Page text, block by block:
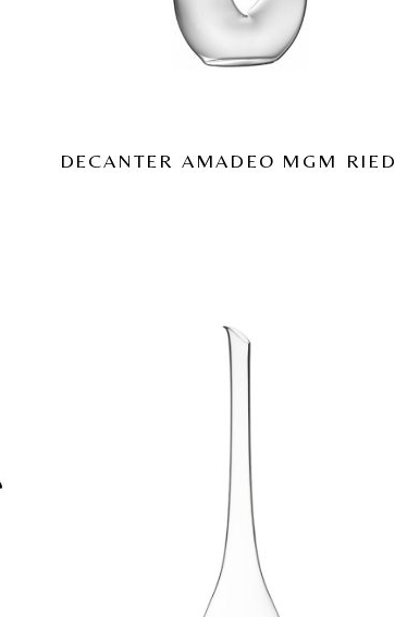
DECANTER AMADEO MGM